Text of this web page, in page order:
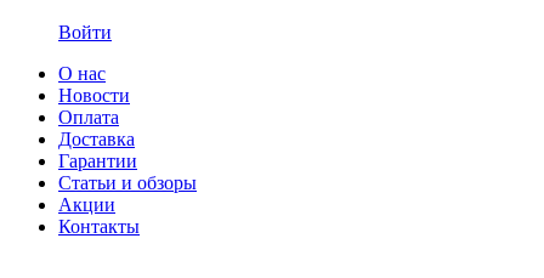
Войти
О нас
Новости
Оплата
Доставка
Гарантии
Статьи и обзоры
Акции
Контакты